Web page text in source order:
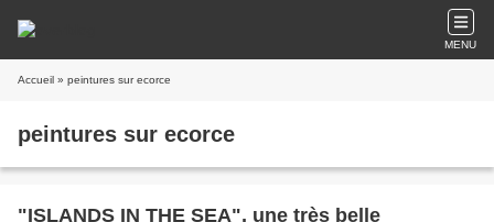
MENU
Accueil » peintures sur ecorce
peintures sur ecorce
"ISLANDS IN THE SEA", une très belle